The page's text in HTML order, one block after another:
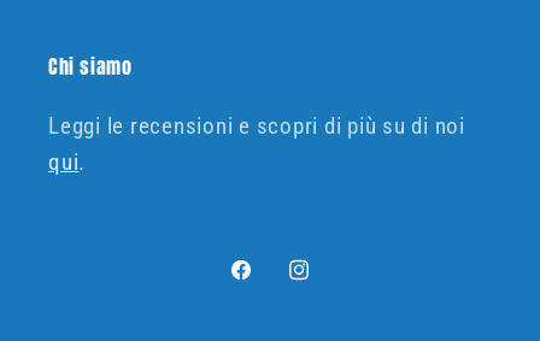
Chi siamo
Leggi le recensioni e scopri di più su di noi
qui.
FacebookInstagram